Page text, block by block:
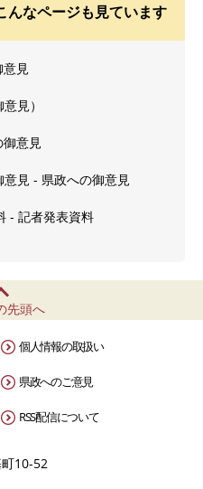
んなページも見ています
見
見）
意見
見 - 県政への御意見
- 記者発表資料
先頭へ
個人情報の取扱い
県政へのご意見
RSS配信について
10-52